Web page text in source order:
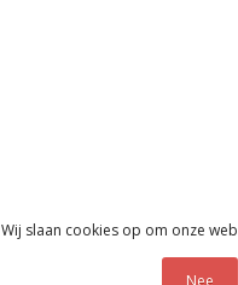
Wij slaan cookies op om onze
Nee